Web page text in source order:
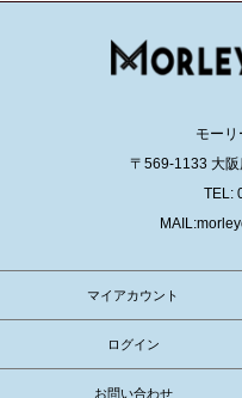
モー
〒569-1133 大
TEL:
マイアカウント
ログイン
お問い合わせ